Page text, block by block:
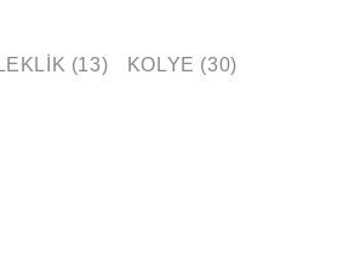
(13) KOLYE (30)